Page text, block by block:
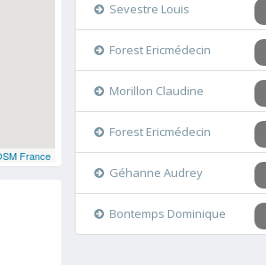
France
Sevestre Louis
Forest Ericmédecin
Morillon Claudine
Forest Ericmédecin
Géhanne Audrey
Bontemps Dominique